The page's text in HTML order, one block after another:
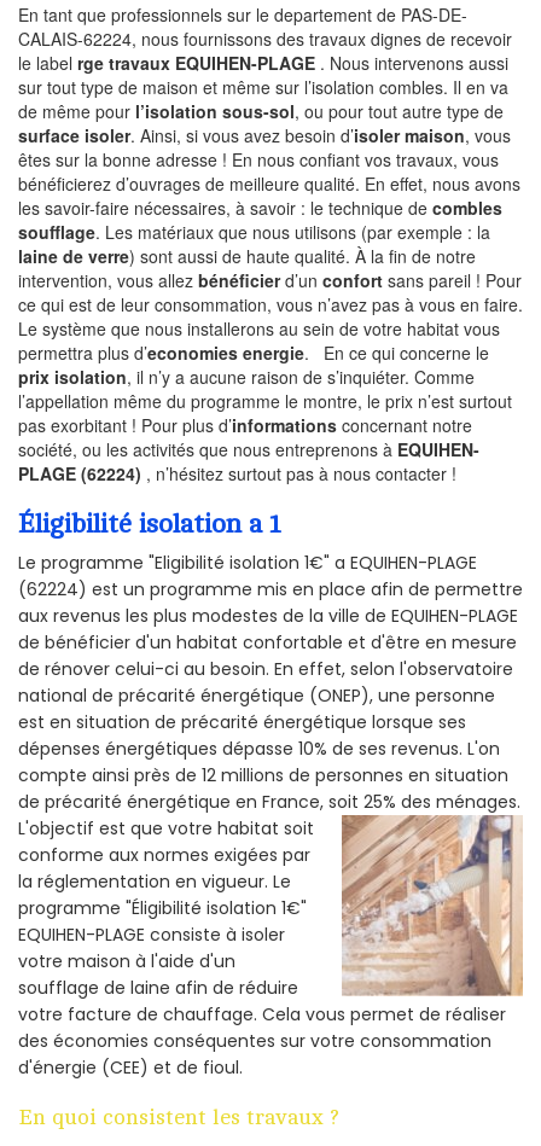
En tant que professionnels sur le departement de PAS-DE-
CALAIS-62224, nous fournissons des travaux dignes de recevoir
le label rge travaux EQUIHEN-PLAGE . Nous intervenons aussi
sur tout type de maison et même sur l’isolation combles. Il en va
de même pour l’isolation sous-sol, ou pour tout autre type de
surface isoler. Ainsi, si vous avez besoin d’isoler maison, vous
êtes sur la bonne adresse ! En nous confiant vos travaux, vous
bénéficierez d’ouvrages de meilleure qualité. En effet, nous avons
les savoir-faire nécessaires, à savoir : le technique de combles
soufflage. Les matériaux que nous utilisons (par exemple : la
laine de verre) sont aussi de haute qualité. À la fin de notre
intervention, vous allez bénéficierd’un confort sans pareil ! Pour
ce qui est de leur consommation, vous n’avez pas à vous en faire.
Le système que nous installerons au sein de votre habitat vous
permettra plus d’economies energie. En ce qui concerne le
prix isolation, il n’y a aucune raison de s’inquiéter. Comme
l’appellation même du programme le montre, le prix n’est surtout
pas exorbitant ! Pour plus d’informations concernant notre
société, ou les activités que nous entreprenons à EQUIHEN-
PLAGE (62224) , n’hésitez surtout pas à nous contacter !
Éligibilité isolation a 1
Le programme "Eligibilité isolation 1€" a EQUIHEN-PLAGE
(62224) est un programme mis en place afin de permettre
aux revenus les plus modestes de la ville de EQUIHEN-PLAGE
de bénéficier d'un habitat confortable et d'être en mesure
de rénover celui-ci au besoin. En effet, selon l'observatoire
national de précarité énergétique (ONEP), une personne
est en situation de précarité énergétique lorsque ses
dépenses énergétiques dépasse 10% de ses revenus. L'on
compte ainsi près de 12 millions de personnes en situation
de précarité énergétique en France, soit 25% des ménages.
L'objectif est que votre habitat soit
conforme aux normes exigées par
la réglementation en vigueur. Le
programme "Éligibilité isolation 1€"
EQUIHEN-PLAGE consiste à isoler
votre maison à l'aide d'un
soufflage de laine afin de réduire
votre facture de chauffage. Cela vous permet de réaliser
des économies conséquentes sur votre consommation
d'énergie (CEE) et de fioul.
En quoi consistent les travaux ?